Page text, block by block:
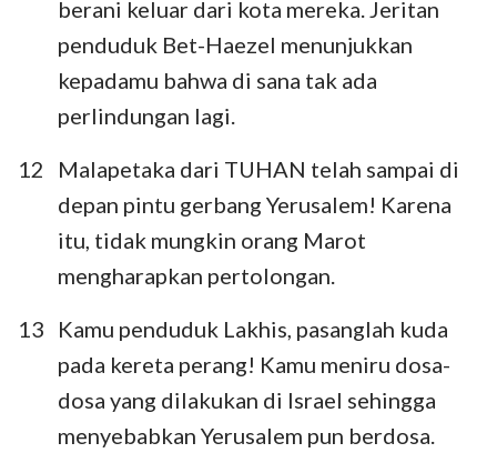
1 2 3
berani keluar dari kota mereka. Jeritan
penduduk Bet-Haezel menunjukkan
kepadamu bahwa di sana tak ada
perlindungan lagi.
12
Malapetaka dari TUHAN telah sampai di
depan pintu gerbang Yerusalem! Karena
itu, tidak mungkin orang Marot
mengharapkan pertolongan.
13
Kamu penduduk Lakhis, pasanglah kuda
pada kereta perang! Kamu meniru dosa-
dosa yang dilakukan di Israel sehingga
menyebabkan Yerusalem pun berdosa.